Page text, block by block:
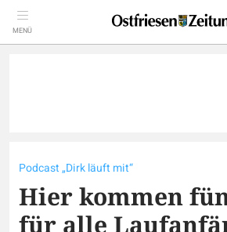
MENÜ
Podcast „Dirk läuft mit“
Hier kommen
für alle